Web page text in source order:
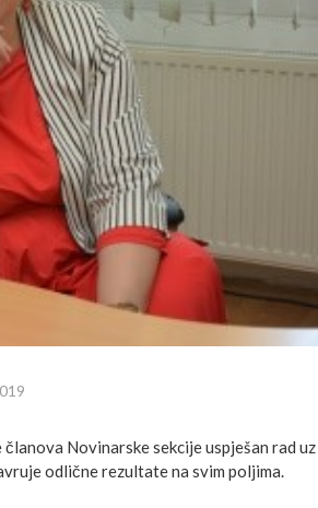
Novinarske sekcije uspješan rad uz
odlične rezultate na svim poljima.